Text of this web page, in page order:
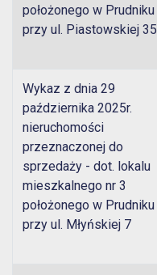
położonego w Prudniku
przy ul. Piastowskiej 35
Wykaz z dnia 29
października 2025r.
nieruchomości
przeznaczonej do
sprzedaży - dot. lokalu
mieszkalnego nr 3
położonego w Prudniku
przy ul. Młyńskiej 7